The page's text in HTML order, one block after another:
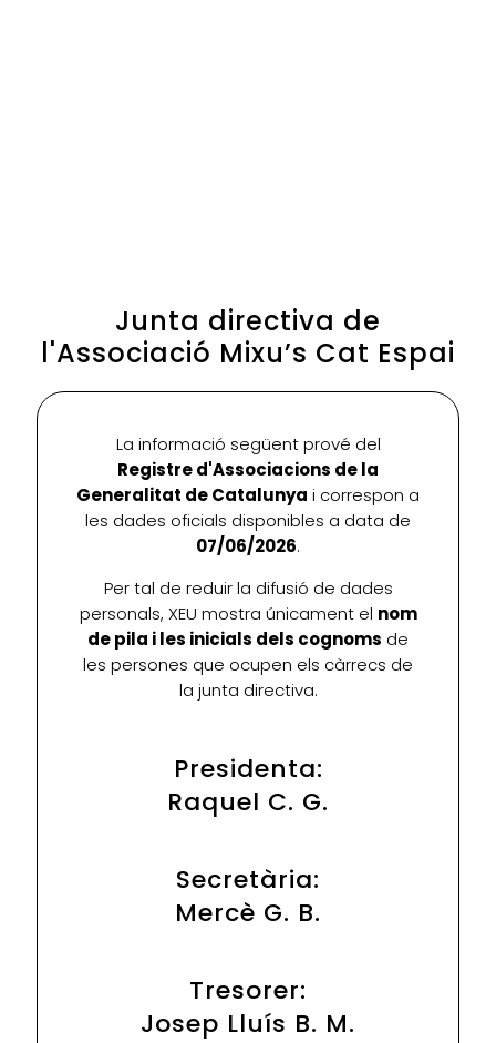
Junta directiva de
l'Associació Mixu’s Cat Espai
La informació següent prové del
Registre d'Associacions de la
Generalitat de Catalunya i correspon a
les dades oficials disponibles a data de
07/06/2026.
Per tal de reduir la difusió de dades
personals, XEU mostra únicament el nom
de pila i les inicials dels cognoms de
les persones que ocupen els càrrecs de
la junta directiva.
Presidenta:
Raquel C. G.
Secretària:
Mercè G. B.
Tresorer:
Josep Lluís B. M.